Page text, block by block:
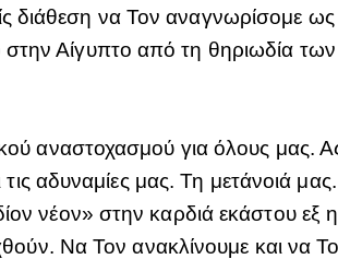
να Τον αναγνωρίσομε
Αίγυπτο από τη θηριωδία
αναστοχασμού για όλους
αδυναμίες μας. Τη μετάνοιά
νέον» στην καρδιά εκάστου εξ
Να Τον ανακλίνουμε και να